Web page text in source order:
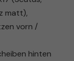
matt),
vorn /
hinten